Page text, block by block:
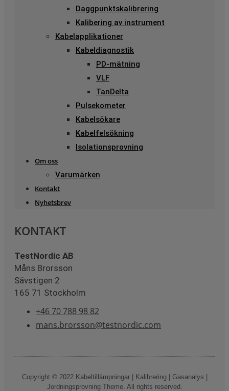
Daggpunktskalibrering
Kalibering av instrument
Kabelapplikationer
Kabeldiagnostik
PD-mätning
VLF
TanDelta
Pulsekometer
Kabelsökare
Kabelfelsökning
Isolationsprovning
Om oss
Varumärken
Kontakt
Nyhetsbrev
KONTAKT
TestNordic AB
Måns Brorsson
Sävstigen 2
165 71 Stockholm
+46 70 788 98 82
mans.brorsson@testnordic.com
Copyright © 2022 Kabeltillämpningar | Kalibrering | Gasanalys |
Jordningsprovning Theme. All rights reserved.